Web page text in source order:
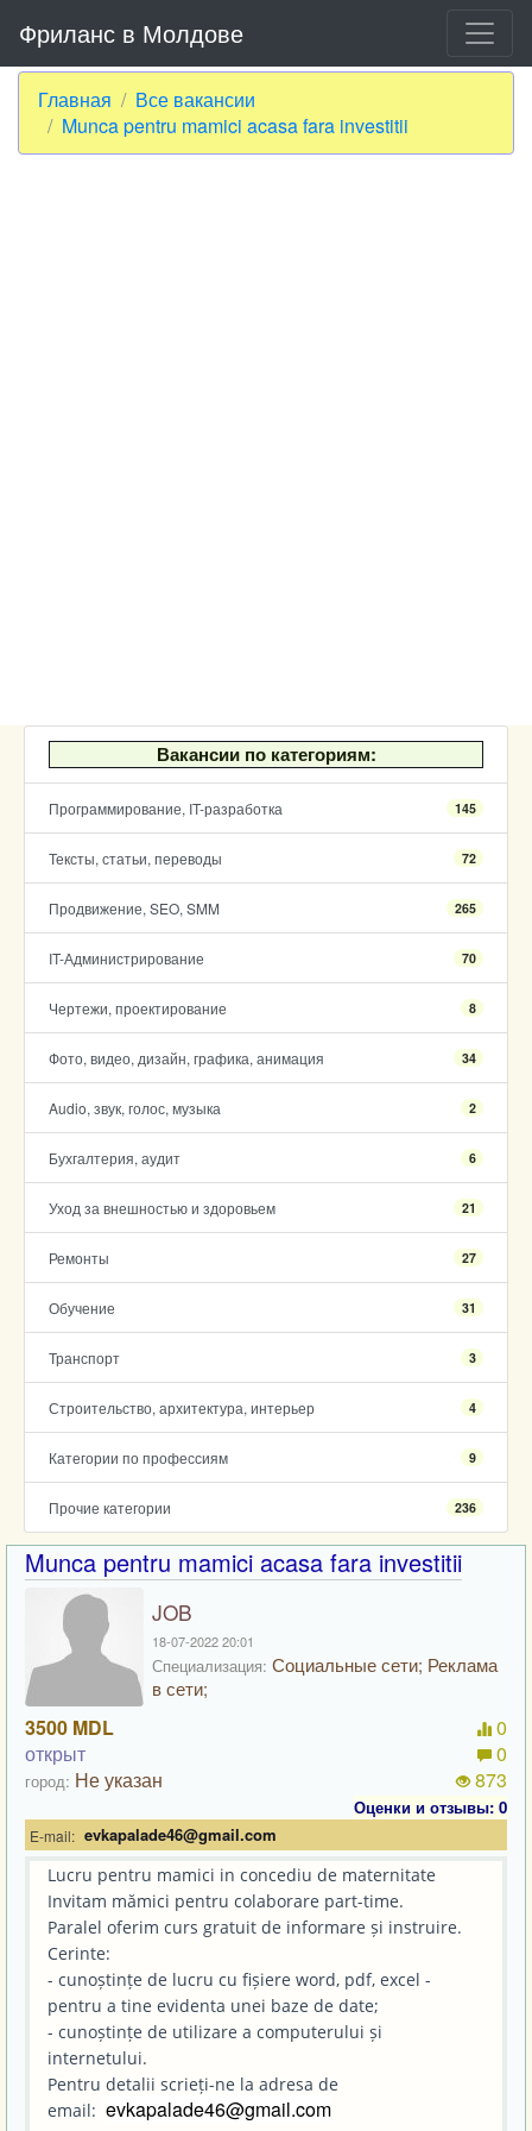
Фриланс в Молдове
Главная
Все вакансии
Munca pentru mamici acasa fara investitii
Вакансии по категориям:
Программирование, IT-разработка 145
Тексты, статьи, переводы 72
Продвижение, SEO, SMM 265
IT-Администрирование 70
Чертежи, проектирование 8
Фото, видео, дизайн, графика, анимация 34
Audio, звук, голос, музыка 2
Бухгалтерия, аудит 6
Уход за внешностью и здоровьем 21
Ремонты 27
Обучение 31
Транспорт 3
Строительство, архитектура, интерьер 4
Категории по профессиям 9
Прочие категории 236
Munca pentru mamici acasa fara investitii
JOB
18-07-2022 20:01
Специализация: Социальные сети; Реклама
в сети;
3500 MDL
открыт
город: Не указан
0
0
873
Оценки и отзывы: 0
E-mail: evkapalade46@gmail.com
Lucru pentru mamici in concediu de maternitate
Invitam mămici pentru colaborare part-time.
Paralel oferim curs gratuit de informare și instruire.
Cerinte:
- cunoștințe de lucru cu fișiere word, pdf, excel -
pentru a tine evidenta unei baze de date;
- cunoștințe de utilizare a computerului și
internetului.
Pentru detalii scrieți-ne la adresa de
email: evkapalade46@gmail.com